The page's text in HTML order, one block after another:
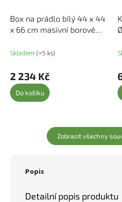
Box na prádlo bílý 44 x 44
x 66 cm masivní borové
Skladem (>5 ks)
2 234 Kč
Do košíku
Zobrazit všechny
Popis
Detailní popis produktu